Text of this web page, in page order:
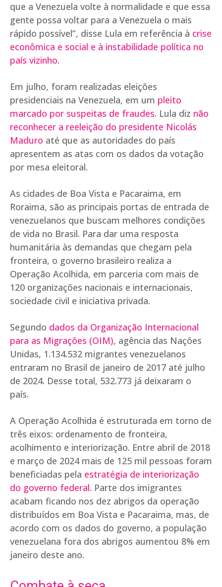
que a Venezuela volte à normalidade e que essa
gente possa voltar para a Venezuela o mais
rápido possível”, disse Lula em referência à crise
econômica e social e à instabilidade política no
país vizinho.
Em julho, foram realizadas eleições
presidenciais na Venezuela, em um pleito
marcado por suspeitas de fraudes. Lula diz não
reconhecer a reeleição do presidente Nicolás
Maduro até que as autoridades do país
apresentem as atas com os dados da votação
por mesa eleitoral.
As cidades de Boa Vista e Pacaraima, em
Roraima, são as principais portas de entrada de
venezuelanos que buscam melhores condições
de vida no Brasil. Para dar uma resposta
humanitária às demandas que chegam pela
fronteira, o governo brasileiro realiza a
Operação Acolhida, em parceria com mais de
120 organizações nacionais e internacionais,
sociedade civil e iniciativa privada.
Segundo dados da Organização Internacional
para as Migrações (OIM), agência das Nações
Unidas, 1.134.532 migrantes venezuelanos
entraram no Brasil de janeiro de 2017 até julho
de 2024. Desse total, 532.773 já deixaram o
país.
A Operação Acolhida é estruturada em torno de
três eixos: ordenamento de fronteira,
acolhimento e interiorização. Entre abril de 2018
e março de 2024 mais de 125 mil pessoas foram
beneficiadas pela estratégia de interiorização
do governo federal. Parte dos imigrantes
acabam ficando nos dez abrigos da operação
distribuídos em Boa Vista e Pacaraima, mas, de
acordo com os dados do governo, a população
venezuelana fora dos abrigos aumentou 8% em
janeiro deste ano.